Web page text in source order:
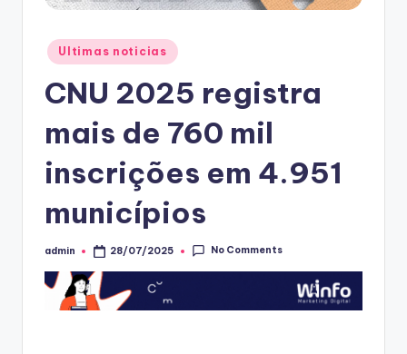
Posted
in
Ultimas noticias
CNU 2025 registra
mais de 760 mil
inscrições em 4.951
municípios
Posted
admin 28/07/2025 No Comments